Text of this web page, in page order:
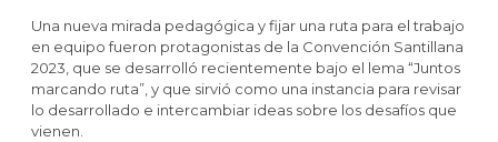
Una nueva mirada pedagógica y fijar una ruta para el trabajo
en equipo fueron protagonistas de la Convención Santillana
2023, que se desarrolló recientemente bajo el lema “Juntos
marcando ruta”, y que sirvió como una instancia para revisar
lo desarrollado e intercambiar ideas sobre los desafíos que
vienen.